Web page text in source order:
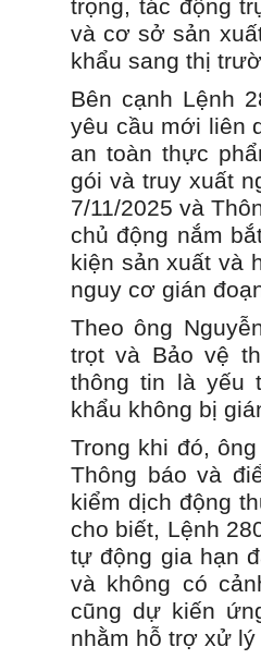
trọng, tác động
và cơ sở sản
khẩu sang thị
Bên cạnh Lệnh
yêu cầu mới liên
an toàn thực
gói và truy xuất
7/11/2025 và
chủ động nắm
kiện sản xuất và
nguy cơ gián
Theo ông
trọt và Bảo vệ
thông tin là yếu
khẩu không bị
Trong khi đó,
Thông báo và
kiểm dịch động
cho biết, Lệnh
tự động gia hạn
và không có
cũng dự kiến
nhằm hỗ trợ xử